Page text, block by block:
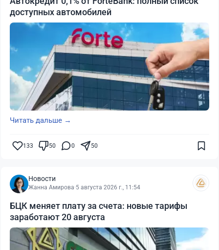
доступных автомобилей
Читать дальше →
133 50 0 50
Новости
Жанна Амирова·5 августа 2026 г., 11:54
БЦК меняет плату за счета: новые тарифы
заработают 20 августа